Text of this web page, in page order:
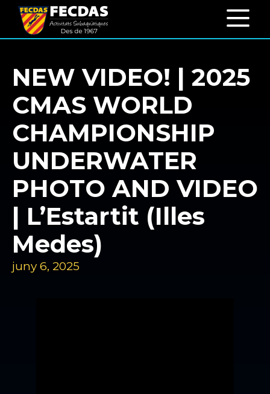
NEW VIDEO! | 2025
CMAS WORLD
CHAMPIONSHIP
UNDERWATER
PHOTO AND VIDEO
| L’Estartit (Illes
Medes)
juny 6, 2025